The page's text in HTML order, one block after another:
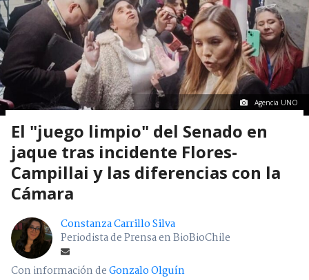
Agencia UNO
El "juego limpio" del Senado en
jaque tras incidente Flores-
Campillai y las diferencias con la
Cámara
Constanza Carrillo Silva
Periodista de Prensa en BioBioChile
Con información deGonzalo Olguín